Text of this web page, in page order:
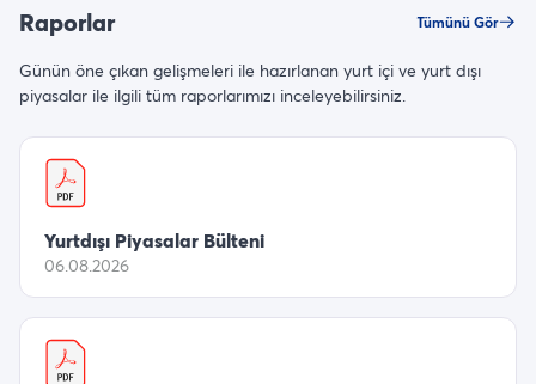
Raporlar Tümünü Gör
Günün öne çıkan gelişmeleri ile hazırlanan yurt içi ve yurt dışı
piyasalar ile ilgili tüm raporlarımızı inceleyebilirsiniz.
Yurtdışı Piyasalar Bülteni
06.08.2026